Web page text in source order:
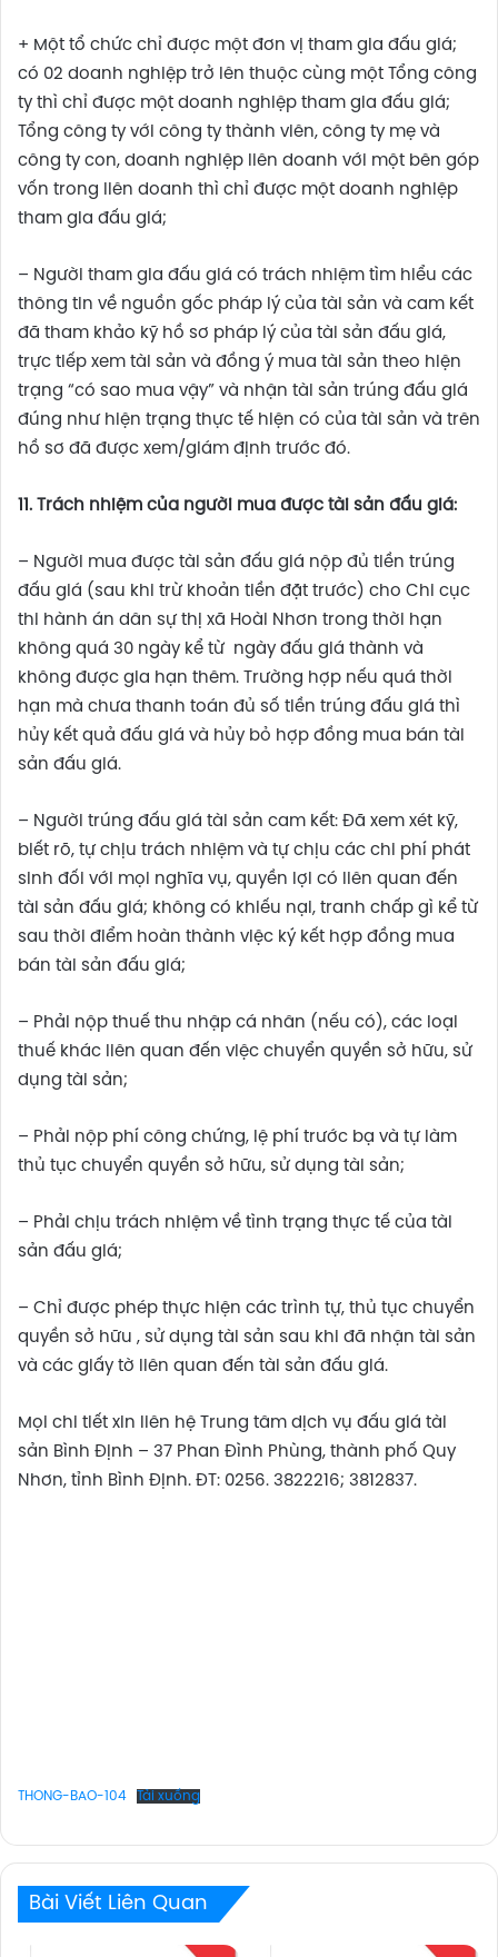
+ Một tổ chức chỉ được một đơn vị tham gia đấu giá;
có 02 doanh nghiệp trở lên thuộc cùng một Tổng công
ty thì chỉ được một doanh nghiệp tham gia đấu giá;
Tổng công ty với công ty thành viên, công ty mẹ và
công ty con, doanh nghiệp liên doanh với một bên góp
vốn trong liên doanh thì chỉ được một doanh nghiệp
tham gia đấu giá;
– Người tham gia đấu giá có trách nhiệm tìm hiểu các
thông tin về nguồn gốc pháp lý của tài sản và cam kết
đã tham khảo kỹ hồ sơ pháp lý của tài sản đấu giá,
trực tiếp xem tài sản và đồng ý mua tài sản theo hiện
trạng “có sao mua vậy” và nhận tài sản trúng đấu giá
đúng như hiện trạng thực tế hiện có của tài sản và trên
hồ sơ đã được xem/giám định trước đó.
11. Trách nhiệm của người mua được tài sản đấu giá:
– Người mua được tài sản đấu giá nộp đủ tiền trúng
đấu giá (sau khi trừ khoản tiền đặt trước) cho Chi cục
thi hành án dân sự thị xã Hoài Nhơn trong thời hạn
không quá 30 ngày kể từ ngày đấu giá thành và
không được gia hạn thêm. Trường hợp nếu quá thời
hạn mà chưa thanh toán đủ số tiền trúng đấu giá thì
hủy kết quả đấu giá và hủy bỏ hợp đồng mua bán tài
sản đấu giá.
– Người trúng đấu giá tài sản cam kết: Đã xem xét kỹ,
biết rõ, tự chịu trách nhiệm và tự chịu các chi phí phát
sinh đối với mọi nghĩa vụ, quyền lợi có liên quan đến
tài sản đấu giá; không có khiếu nại, tranh chấp gì kể từ
sau thời điểm hoàn thành việc ký kết hợp đồng mua
bán tài sản đấu giá;
– Phải nộp thuế thu nhập cá nhân (nếu có), các loại
thuế khác liên quan đến việc chuyển quyền sở hữu, sử
dụng tài sản;
– Phải nộp phí công chứng, lệ phí trước bạ và tự làm
thủ tục chuyển quyền sở hữu, sử dụng tài sản;
– Phải chịu trách nhiệm về tình trạng thực tế của tài
sản đấu giá;
– Chỉ được phép thực hiện các trình tự, thủ tục chuyển
quyền sở hữu , sử dụng tài sản sau khi đã nhận tài sản
và các giấy tờ liên quan đến tài sản đấu giá.
Mọi chi tiết xin liên hệ Trung tâm dịch vụ đấu giá tài
sản Bình Định – 37 Phan Đình Phùng, thành phố Quy
Nhơn, tỉnh Bình Định. ĐT: 0256. 3822216; 3812837.
THONG-BAO-104 Tải xuống
Bài Viết Liên Quan